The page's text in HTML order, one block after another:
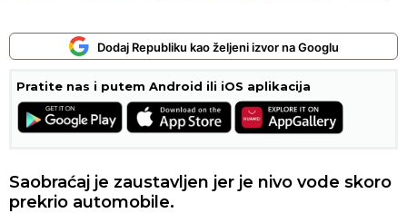
Dodaj Republiku kao željeni izvor na Googlu
Pratite nas i putem Android ili iOS aplikacija
Saobraćaj je zaustavljen jer je nivo vode skoro
prekrio automobile.